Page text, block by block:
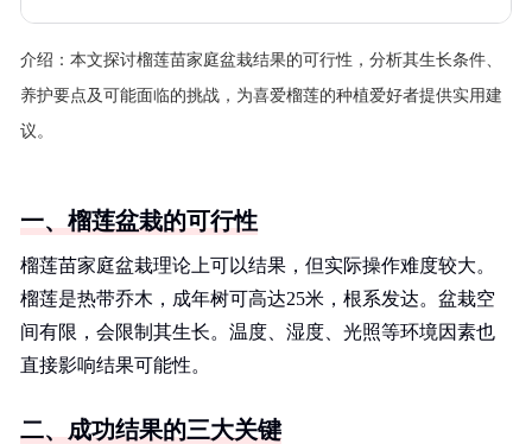
介绍： 本文探讨榴莲苗家庭盆栽结果的可行性，分析其生长条件、
养护要点及可能面临的挑战，为喜爱榴莲的种植爱好者提供实用建
议。
一、榴莲盆栽的可行性
榴莲苗家庭盆栽理论上可以结果，但实际操作难度较大。
榴莲是热带乔木，成年树可高达25米，根系发达。盆栽空
间有限，会限制其生长。温度、湿度、光照等环境因素也
直接影响结果可能性。
二、成功结果的三大关键